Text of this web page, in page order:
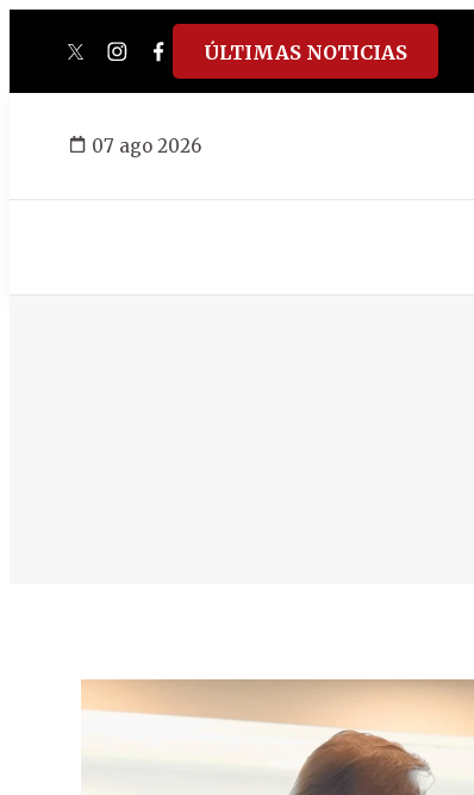
twitterinstagram
facebook
tiktokyoutube
spotify
ÚLTIMAS NOTICIAS
07 ago 2026